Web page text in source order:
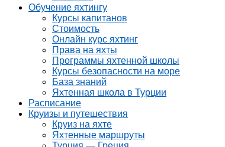
Обучение яхтингу
Курсы капитанов
Стоимость
Онлайн курс яхтинг
Права на яхты
Программы яхтенной школы
Курсы безопасности на море
База знаний
Яхтенная школа в Турции
Расписание
Круизы и путешествия
Круиз на яхте
Яхтенные маршруты